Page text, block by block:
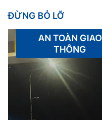
ĐỪNG BỎ LỠ
AN TOÀN GIAO
THÔNG